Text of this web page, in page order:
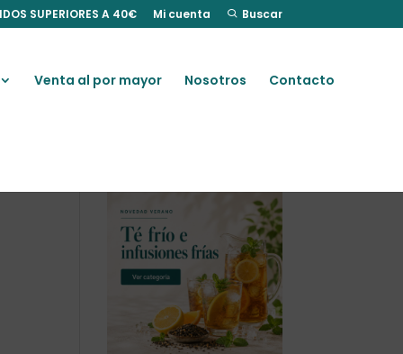
SUPERIORES A 40€ Mi cuenta Buscar
Venta al por mayor Nosotros Contacto